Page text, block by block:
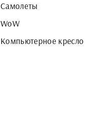
Самолеты
WoW
Компьютерное кресло